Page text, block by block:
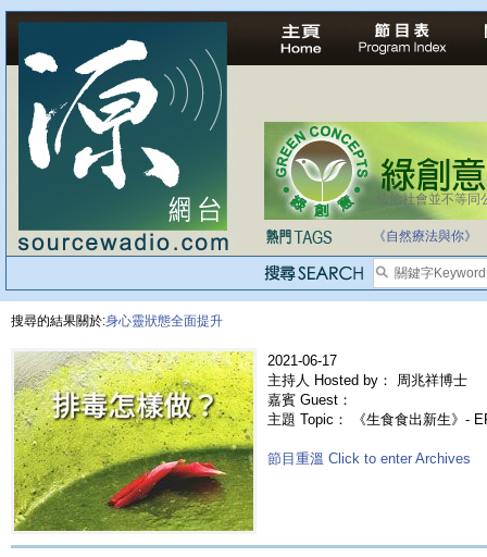
法治社會並不等同
自家教育合法化-
《自然療法與你》
搜尋的結果關於:身心靈狀態全面提升
2021-06-17
主持人 Hosted by： 周兆祥博士
嘉賓 Guest：
主題 Topic： 《生食食出新生》-
節目重溫 Click to enter Archives